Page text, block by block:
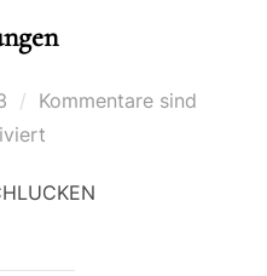
Kommentare sind